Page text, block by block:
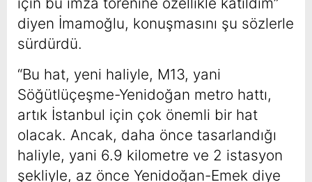
diyen İmamoğlu, konuşmasını şu sözlerle
sürdürdü.
“Bu hat, yeni haliyle, M13, yani
Söğütlüçeşme-Yenidoğan metro hattı,
artık İstanbul için çok önemli bir hat
olacak. Ancak, daha önce tasarlandığı
haliyle, yani 6.9 kilometre ve 2 istasyon
şekliyle, az önce Yenidoğan-Emek diye